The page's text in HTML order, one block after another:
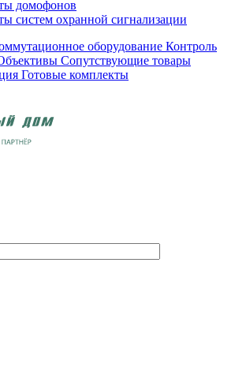
домофонов
систем охранной сигнализации
оборудование Контроль
Сопутствующие товары
Готовые комплекты